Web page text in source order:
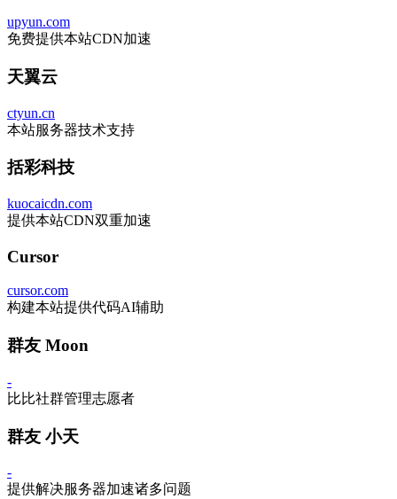
upyun.com
免费提供本站CDN加速
天翼云
ctyun.cn
本站服务器技术支持
括彩科技
kuocaicdn.com
提供本站CDN双重加速
Cursor
cursor.com
构建本站提供代码AI辅助
群友 Moon
-
比比社群管理志愿者
群友 小天
-
提供解决服务器加速诸多问题